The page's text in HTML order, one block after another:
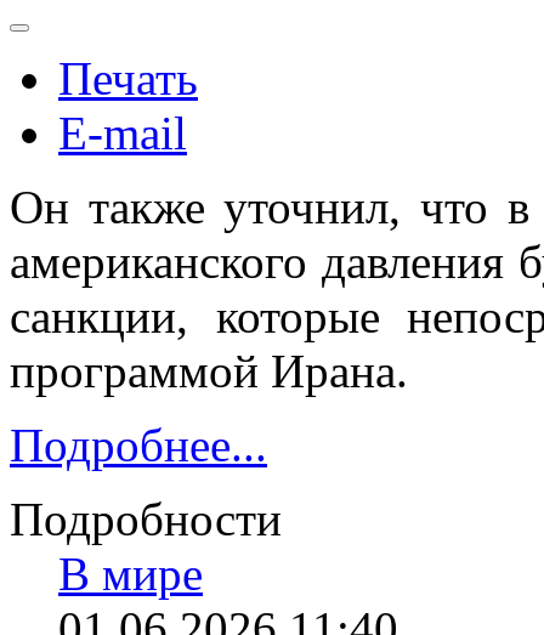
Печать
E-mail
Он также уточнил, что в
американского давления
санкции, которые
программой Ирана.
Подробнее...
Подробности
В мире